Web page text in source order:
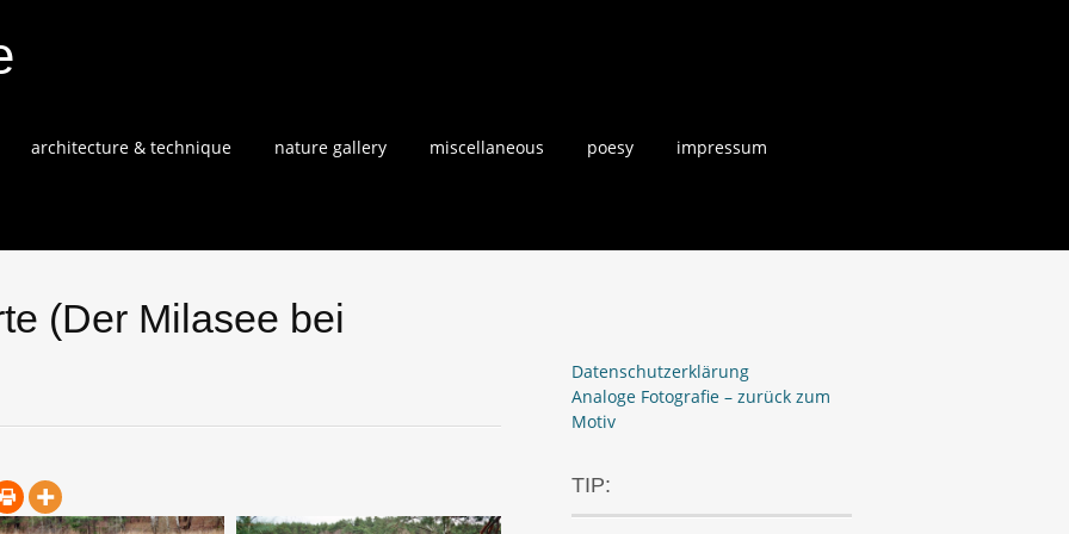
architecture & technique nature gallery miscellaneous poesy impressum
(Der Milasee bei
Datenschutzerklärung
Analoge Fotografie – zurück zum
Motiv
TIP: